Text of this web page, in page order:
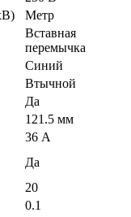
Метр
Вставная
перемычка
Синий
Втычной
Да
121.5 мм
36 А
Да
20
0.1